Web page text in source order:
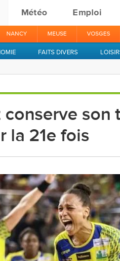
Météo Emploi
NANCY MEUSE VOSGES
FAITS DIVERS
son
la 21e fois